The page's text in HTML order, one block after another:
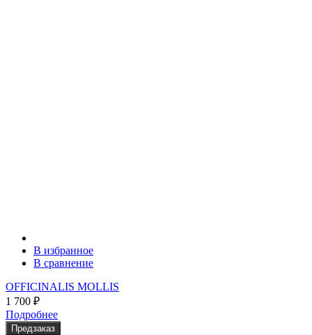
В избранное
В сравнение
OFFICINALIS MOLLIS
1 700 ₽
Подробнее
Предзаказ